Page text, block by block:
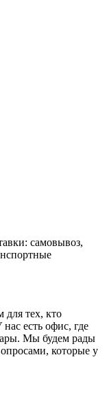
самовывоз,
для тех, кто
есть офис, где
Мы будем рады
которые у